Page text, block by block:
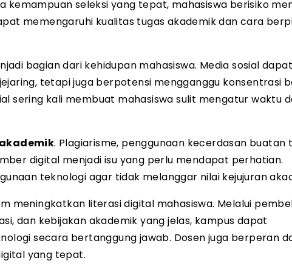
kemampuan seleksi yang tepat, mahasiswa berisiko
memengaruhi kualitas tugas akademik dan cara
bagian dari kehidupan mahasiswa. Media sosial
tetapi juga berpotensi mengganggu konsentrasi
sering kali membuat mahasiswa sulit mengatur waktu
. Plagiarisme, penggunaan kecerdasan buatan
digital menjadi isu yang perlu mendapat perhatian.
teknologi agar tidak melanggar nilai kejujuran
meningkatkan literasi digital mahasiswa. Melalui
dan kebijakan akademik yang jelas, kampus dapat
secara bertanggung jawab. Dosen juga berperan
yang tepat.